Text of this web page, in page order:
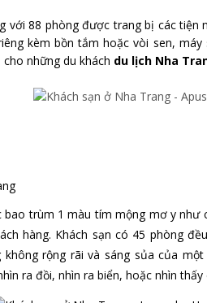
với 88 phòng được trang bị các tiện
kèm bồn tắm hoặc vòi sen,
những du khách du lịch Nha
bao trùm 1 màu tím mộng mơ y như
hàng. Khách sạn có 45 phòng
rộng rãi và sáng sủa của một
ra đồi, nhìn ra biển, hoặc nhìn